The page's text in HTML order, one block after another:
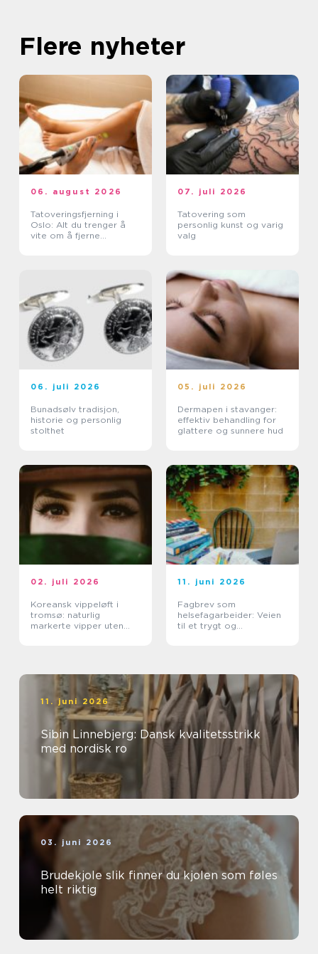
Flere nyheter
06. august 2026
Tatoveringsfjerning i
Oslo: Alt du trenger å
vite om å fjerne
07. juli 2026
Tatovering som
personlig kunst og varig
valg
06. juli 2026
Bunadsølv tradisjon,
historie og personlig
stolthet
05. juli 2026
Dermapen i stavanger:
effektiv behandling for
glattere og sunnere hud
02. juli 2026
Koreansk vippeløft i
tromsø: naturlig
markerte vipper uten
11. juni 2026
Fagbrev som
helsefagarbeider: Veien
til et trygt og
11. juni 2026
Sibin Linnebjerg: Dansk kvalitetsstrikk
med nordisk ro
03. juni 2026
Brudekjole slik finner du kjolen som føles
helt riktig